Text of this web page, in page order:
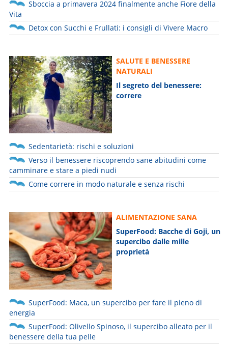
Sboccia a primavera 2024 finalmente anche Fiore della
Vita
Detox con Succhi e Frullati: i consigli di Vivere Macro
SALUTE E BENESSERE
NATURALI
Il segreto del benessere:
correre
Sedentarietà: rischi e soluzioni
Verso il benessere riscoprendo sane abitudini come
camminare e stare a piedi nudi
Come correre in modo naturale e senza rischi
ALIMENTAZIONE SANA
SuperFood: Bacche di Goji, un
supercibo dalle mille
proprietà
SuperFood: Maca, un supercibo per fare il pieno di
energia
SuperFood: Olivello Spinoso, il supercibo alleato per il
benessere della tua pelle